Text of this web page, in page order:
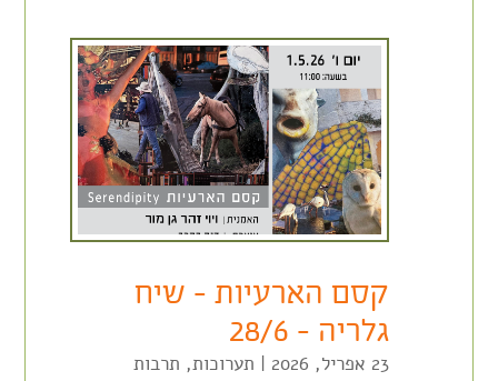
קסם הארעיות – שיח
גלריה – 28/6
23 אפריל, 2026 | תערוכות, תרבות